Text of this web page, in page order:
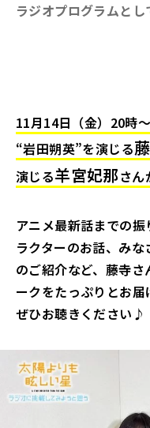
ラジオプログラムとし
11月14日（金）20時
“岩田朔英”を演じる
演じる羊宮妃那さん
アニメ最新話までの
ラクターのお話、み
のご紹介など、藤寺
ークをたっぷりとお届
ぜひお聴きください♪